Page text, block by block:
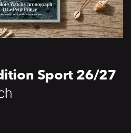
Sport 26/27